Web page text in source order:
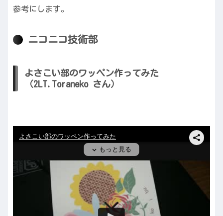
参考にします。
ニコニコ技術部
よさこい部のワッペン作ってみた
（2LT.Toraneko さん）